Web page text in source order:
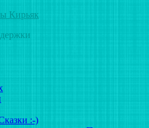
Кирьяк
:-)